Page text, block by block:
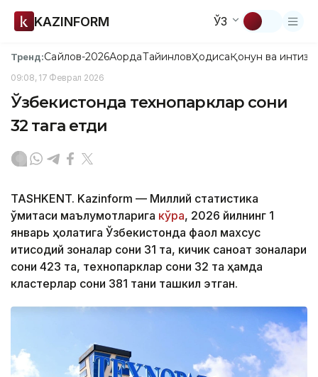
KAZINFORM ЎЗ
Тренд:Сайлов-2026АқордаТайинловҲодисаҚонун ва
09:08, 17 Феврал 2026
Ўзбекистонда технопарклар сони
32 тага етди
TASHKENT. Kazinform — Миллий статистика
қўмитаси маълумотларига кўра, 2026 йилнинг 1
январь ҳолатига Ўзбекистонда фаол махсус
иқтисодий зоналар сони 31 та, кичик саноат зоналари
сони 423 та, технопарклар сони 32 та ҳамда
кластерлар сони 381 тани ташкил этган.